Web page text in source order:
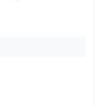
Dimenzije pakovanja: